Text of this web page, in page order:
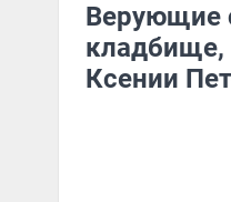
Верующие
кладбище,
Ксении